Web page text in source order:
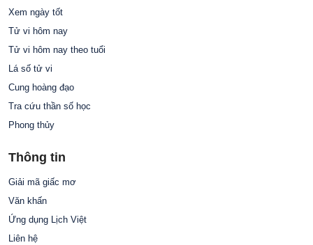
Xem ngày tốt
Tử vi hôm nay
Tử vi hôm nay theo tuổi
Lá số tử vi
Cung hoàng đạo
Tra cứu thần số học
Phong thủy
Thông tin
Giải mã giấc mơ
Văn khấn
Ứng dụng Lịch Việt
Liên hệ